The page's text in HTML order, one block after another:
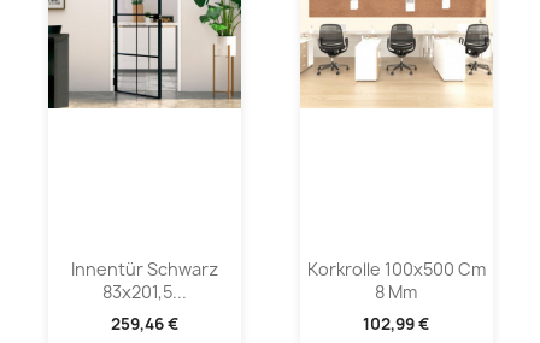
Innentür Schwarz
83x201,5...
259,46 €
Korkrolle 100x500 Cm
8 Mm
102,99 €